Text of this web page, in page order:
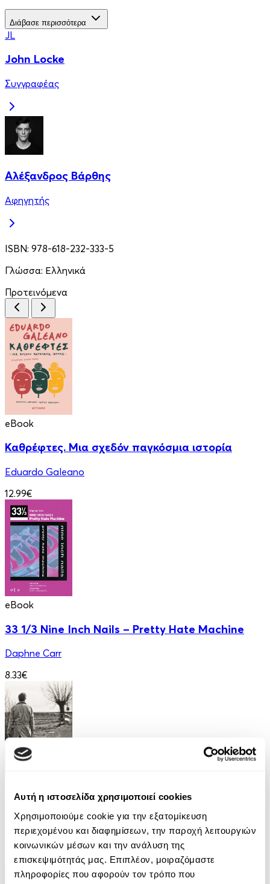
Αυτή η ιστοσελίδα χρησιμοποιεί cookies
Χρησιμοποιούμε cookie για την εξατομίκευση
περιεχομένου και διαφημίσεων, την παροχή λειτουργιών
κοινωνικών μέσων και την ανάλυση της
επισκεψιμότητάς μας. Επιπλέον, μοιραζόμαστε
πληροφορίες που αφορούν τον τρόπο που
Διάβασε περισσότερα
JL
John Locke
Συγγραφέας
Αλέξανδρος Βάρθης
Αφηγητής
ISBN: 978-618-232-333-5
Γλώσσα: Ελληνικά
Προτεινόμενα
eBook
Καθρέφτες. Μια σχεδόν παγκόσμια ιστορία
Eduardo Galeano
12.99€
eBook
33 1/3 Nine Inch Nails – Pretty Hate Machine
Daphne Carr
8.33€
Περπατώντας
Henry David Thoreau
4.90€